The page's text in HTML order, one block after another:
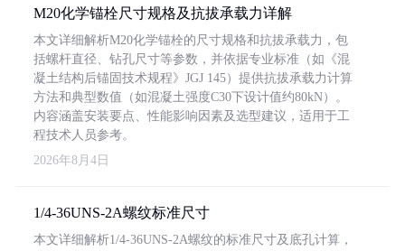
M20化学锚栓尺寸规格及抗拔承载力详解
本文详细解析M20化学锚栓的尺寸规格和抗拔承载力，包
括螺杆直径、钻孔尺寸等参数，并依据专业标准（如《混
凝土结构后锚固技术规程》JGJ 145）提供抗拔承载力计算
方法和典型数值（如混凝土强度C30下设计值约80kN）。
内容涵盖安装要点、性能影响因素及选型建议，适用于工
程技术人员参考。
2026年8月4日
1/4-36UNS-2A螺纹标准尺寸
本文详细解析1/4-36UNS-2A螺纹的标准尺寸及底孔计算，